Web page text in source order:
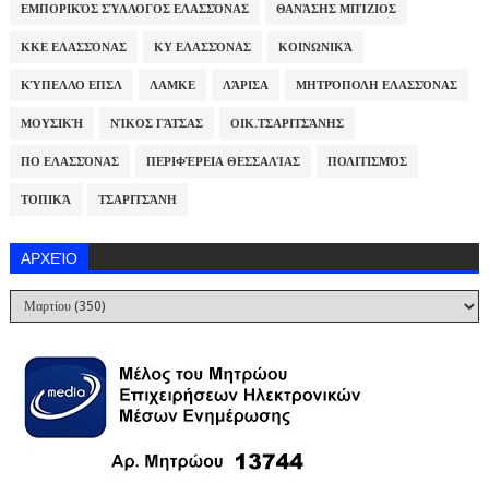
ΕΜΠΟΡΙΚΌΣ ΣΎΛΛΟΓΟΣ ΕΛΑΣΣΌΝΑΣ ΘΑΝΆΣΗΣ ΜΠΊΖΙΟΣ
ΚΚΕ ΕΛΑΣΣΌΝΑΣ ΚΥ ΕΛΑΣΣΌΝΑΣ ΚΟΙΝΩΝΙΚΆ
ΚΎΠΕΛΛΟ ΕΠΣΛ ΛΑΜΚΕ ΛΆΡΙΣΑ ΜΗΤΡΌΠΟΛΗ ΕΛΑΣΣΌΝΑΣ
ΜΟΥΣΙΚΉ ΝΊΚΟΣ ΓΆΤΣΑΣ ΟΙΚ.ΤΣΑΡΙΤΣΆΝΗΣ
ΠΟ ΕΛΑΣΣΌΝΑΣ ΠΕΡΙΦΈΡΕΙΑ ΘΕΣΣΑΛΊΑΣ ΠΟΛΙΤΙΣΜΌΣ
ΤΟΠΙΚΆ ΤΣΑΡΙΤΣΆΝΗ
ΑΡΧΕΊΟ